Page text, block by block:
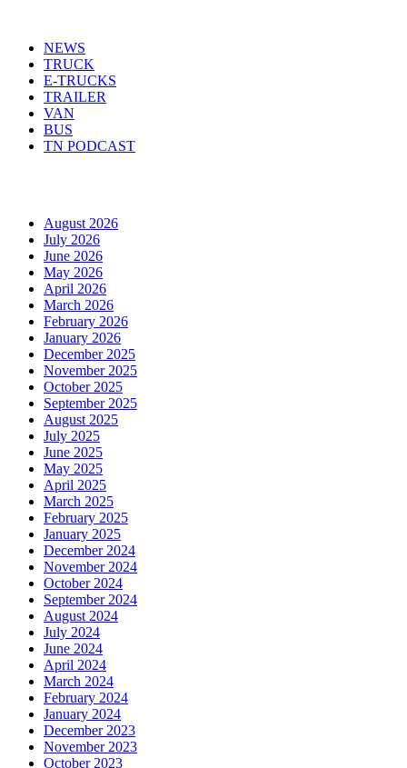
NEWS
TRUCK
E-TRUCKS
TRAILER
VAN
BUS
TN PODCAST
August 2026
July 2026
June 2026
May 2026
April 2026
March 2026
February 2026
January 2026
December 2025
November 2025
October 2025
September 2025
August 2025
July 2025
June 2025
May 2025
April 2025
March 2025
February 2025
January 2025
December 2024
November 2024
October 2024
September 2024
August 2024
July 2024
June 2024
April 2024
March 2024
February 2024
January 2024
December 2023
November 2023
October 2023